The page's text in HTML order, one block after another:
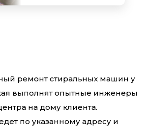
ремонт стиральных машин у
выполнят опытные инженеры
на дому клиента.
по указанному адресу и